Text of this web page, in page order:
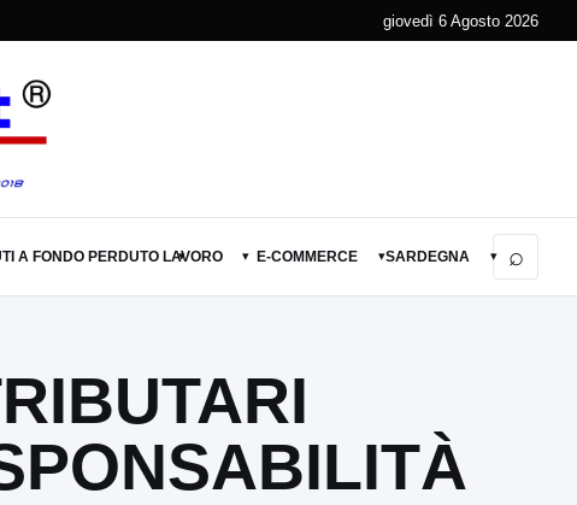
giovedì 6 Agosto 2026
A FONDO PERDUTO ▾
LAVORO ▾ E-COMMERCE ▾SARDEGNA ▾ ⌕